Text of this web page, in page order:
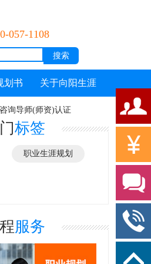
057-1108
划书 关于向阳生涯
询导师(师资)认证
标签
职业生涯规划
服务